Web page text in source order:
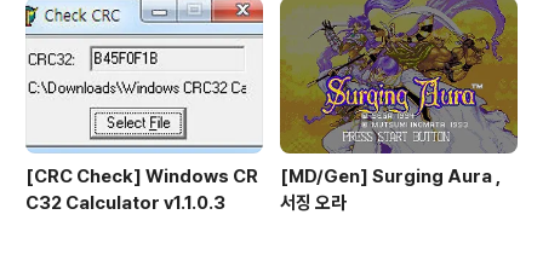
[CRC Check] Windows CR
C32 Calculator v1.1.0.3
[MD/Gen] Surging Aura ,
서징 오라